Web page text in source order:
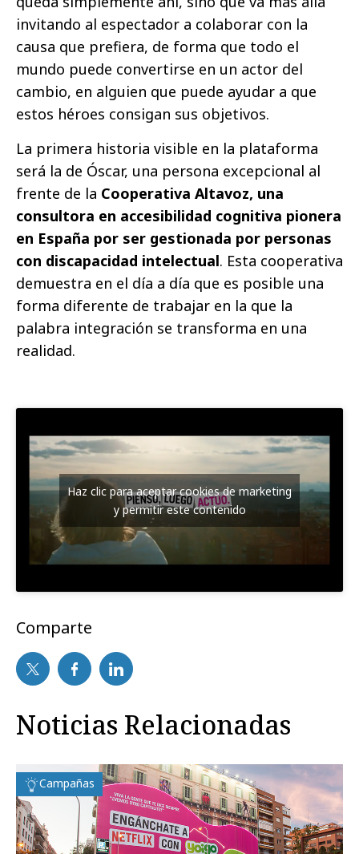
invitando al espectador a colaborar con la
causa que prefiera, de forma que todo el
mundo puede convertirse en un actor del
cambio, en alguien que puede ayudar a que
estos héroes consigan sus objetivos.
La primera historia visible en la plataforma
será la de Óscar, una persona excepcional al
frente de la Cooperativa Altavoz, una
consultora en accesibilidad cognitiva pionera
en España por ser gestionada por personas
con discapacidad intelectual. Esta cooperativa
demuestra en el día a día que es posible una
forma diferente de trabajar en la que la
palabra integración se transforma en una
realidad.
Haz clic para aceptar cookies de marketing
y permitir este contenido
Comparte
Noticias Relacionadas
Campañas